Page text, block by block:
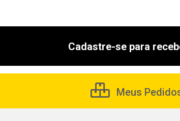
Cadastre-se para
Meus